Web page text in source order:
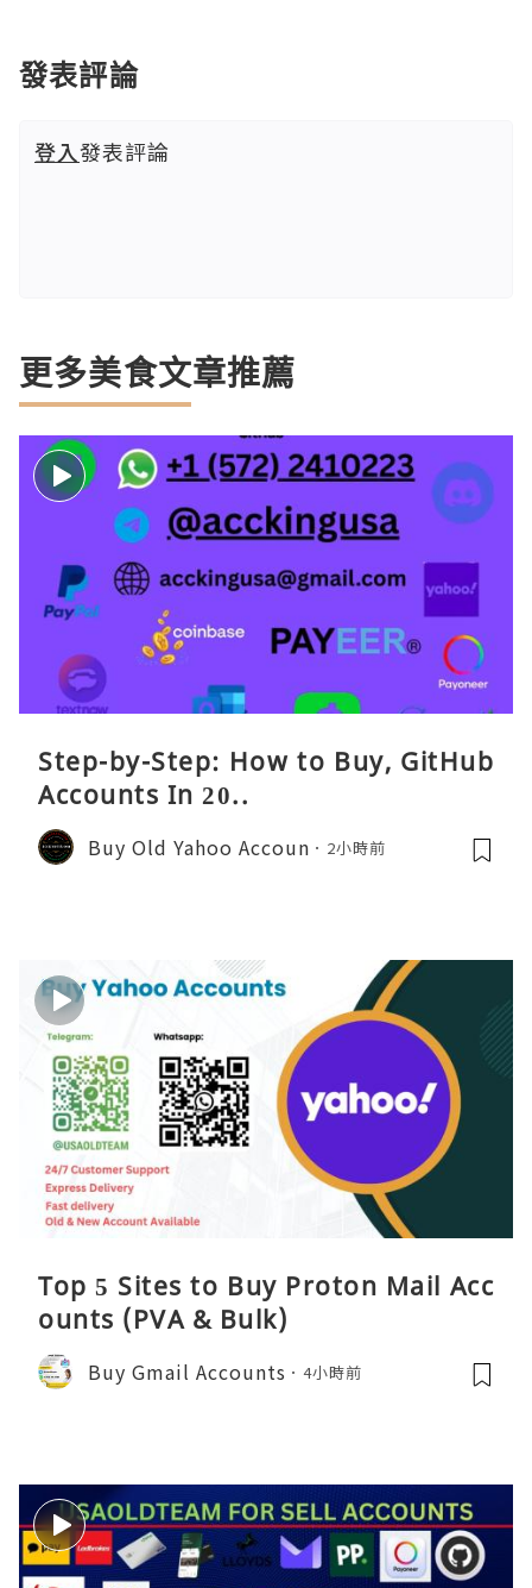
發表評論
登入發表評論
更多美食文章推薦
Step-by-Step: How to Buy, GitHub
Accounts In 20..
Buy Old Yahoo Accoun 2小時前
Top 5 Sites to Buy Proton Mail Acc
ounts (PVA & Bulk)
Buy Gmail Accounts 4小時前